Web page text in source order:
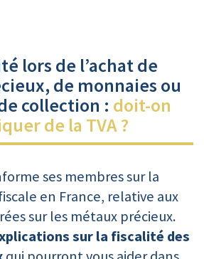
lors de l’achat de
de monnaies ou
collection : doit-on
de la TVA ?
ses membres sur la
en France, relative aux
sur les métaux précieux.
sur la fiscalité des